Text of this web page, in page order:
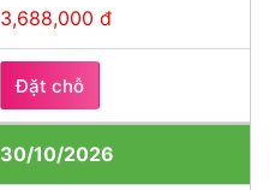
3,688,000 đ
Đặt chỗ
30/10/2026